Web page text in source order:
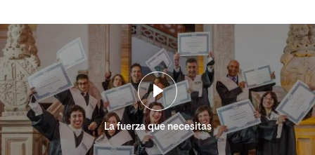
La fuerza que necesitas